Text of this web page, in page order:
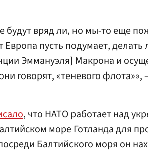
будут вряд ли, но мы-то еще
Европа пусть подумает, делать
Эммануэля] Макрона и
говорят, «теневого флота»»,
, что НАТО работает над
море Готланда для
Балтийского моря он